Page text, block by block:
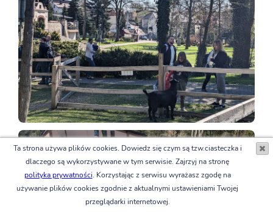
Ta strona używa plików cookies. Dowiedz się czym są tzw.ciasteczka i
dlaczego są wykorzystywane w tym serwisie. Zajrzyj na stronę
polityka prywatności. Korzystając z serwisu wyrażasz zgodę na
używanie plików cookies zgodnie z aktualnymi ustawieniami Twojej
przeglądarki internetowej.